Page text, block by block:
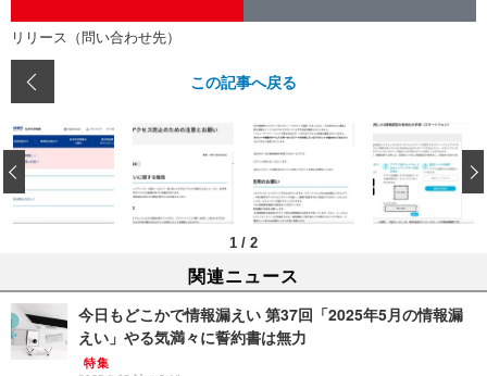
リリース（問い合わせ先）
この記事へ戻る
1 / 2
‹
関連ニュース
今日もどこかで情報漏えい 第37回「2025年5月の情報漏
えい」やる気満々に誓約書は無力
特集